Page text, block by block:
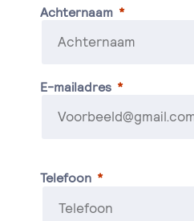
Achternaam
E-mailadres
Telefoon